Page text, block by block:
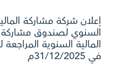
إعلان شركة مشاركة
السنوي لصندوق
المالية السنوية المراجعة
في 31/12/2025م